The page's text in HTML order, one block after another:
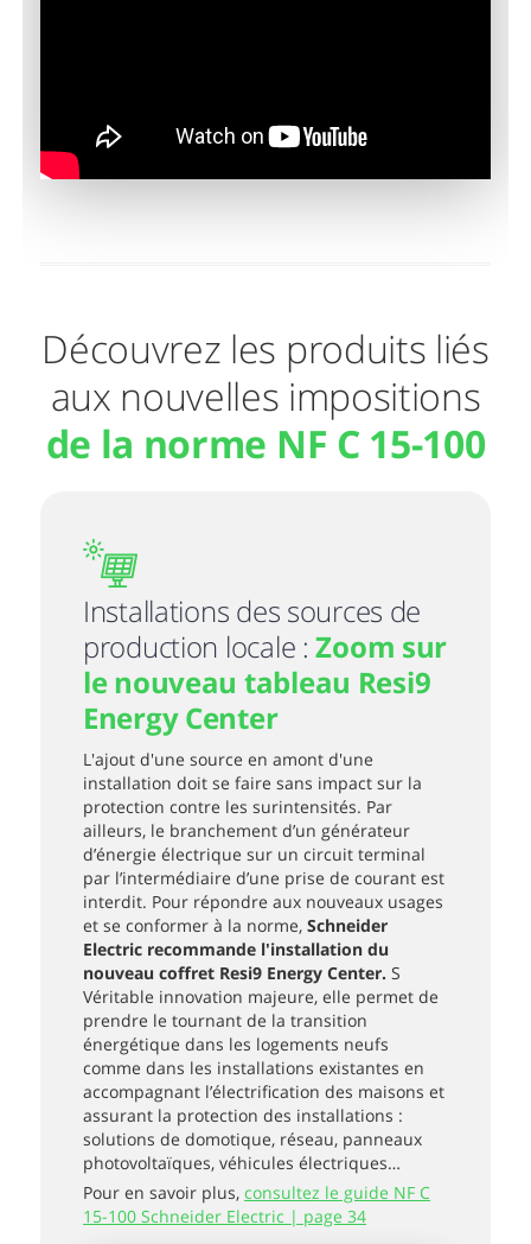
Découvrez les produits liés
aux nouvelles impositions
de la norme NF C 15-100
Installations des sources de
production locale :Zoom sur
le nouveau tableau Resi9
Energy Center
L'ajout d'une source en amont d'une
installation doit se faire sans impact sur la
protection contre les surintensités. Par
ailleurs, le branchement d’un générateur
d’énergie électrique sur un circuit terminal
par l’intermédiaire d’une prise de courant est
interdit. Pour répondre aux nouveaux usages
et se conformer à la norme, Schneider
Electric recommande l'installation du
nouveau coffret Resi9 Energy Center. S
Véritable innovation majeure, elle permet de
prendre le tournant de la transition
énergétique dans les logements neufs
comme dans les installations existantes en
accompagnant l’électrification des maisons et
assurant la protection des installations :
solutions de domotique, réseau, panneaux
photovoltaïques, véhicules électriques…
Pour en savoir plus, consultez le guide NF C
15-100 Schneider Electric | page 34